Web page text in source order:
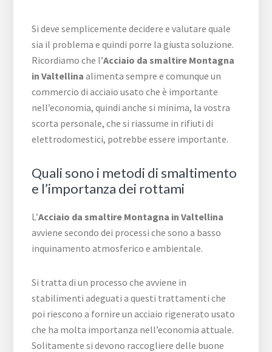
Si deve semplicemente decidere e valutare quale
sia il problema e quindi porre la giusta soluzione.
Ricordiamo che l’Acciaio da smaltire Montagna
in Valtellina alimenta sempre e comunque un
commercio di acciaio usato che è importante
nell’economia, quindi anche si minima, la vostra
scorta personale, che si riassume in rifiuti di
elettrodomestici, potrebbe essere importante.
Quali sono i metodi di smaltimento
e l’importanza dei rottami
L’Acciaio da smaltire Montagna in Valtellina
avviene secondo dei processi che sono a basso
inquinamento atmosferico e ambientale.
Si tratta di un processo che avviene in
stabilimenti adeguati a questi trattamenti che
poi riescono a fornire un acciaio rigenerato usato
che ha molta importanza nell’economia attuale.
Solitamente si devono raccogliere delle buone